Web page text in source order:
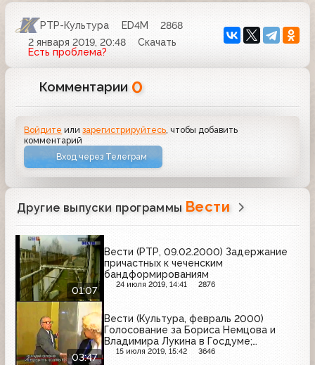
РТР-Культура ED4M
2868
2 января 2019, 20:48
Скачать
Есть проблема?
Комментарии 0
Войдите илизарегистрируйтесь, чтобы добавить
комментарий
Вход через Телеграм
Другие выпуски программы Вести
01:07
Вести (РТР, 09.02.2000) Задержание
причастных к чеченским
бандформированиям
24 июля 2019, 14:41 2876
03:47
Вести (Культура, февраль 2000)
Голосование за Бориса Немцова и
Владимира Лукина в Госдуме;
заседание в новой Госдуме
15 июля 2019, 15:42 3646